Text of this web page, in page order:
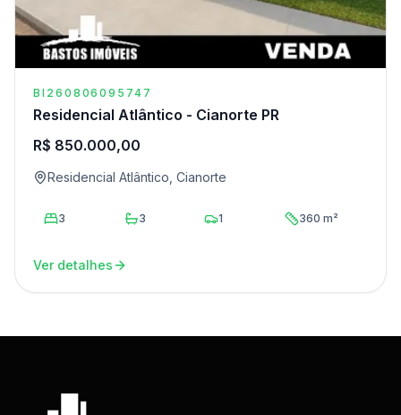
BI260806095747
Residencial Atlântico - Cianorte PR
R$ 850.000,00
Residencial Atlântico, Cianorte
3 3 1 360 m²
Ver detalhes